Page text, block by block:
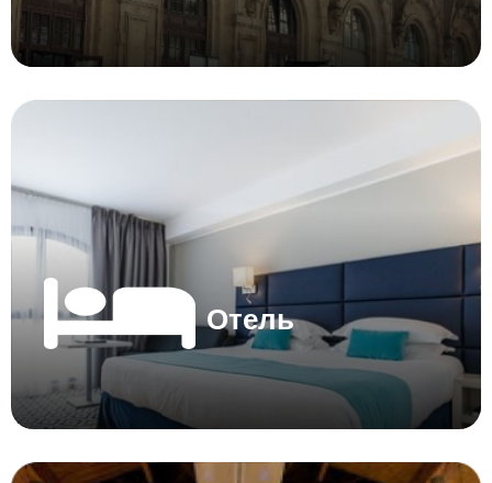
Отель